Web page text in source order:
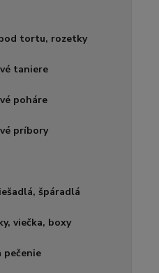
tortu, rozetky
taniere
poháre
príbory
špáradlá
viečka, boxy
pečenie